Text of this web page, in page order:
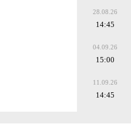
28.08.26
14:45
04.09.26
15:00
11.09.26
14:45